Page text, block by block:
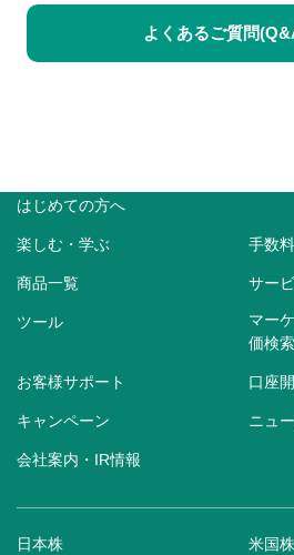
よくあるご質問
はじめての方へ
楽しむ・学ぶ 手数料
商品一覧 サー
ツール
マー
価検
お客様サポート 口座
キャンペーン ニュ
会社案内・IR情報
日本株 米国株